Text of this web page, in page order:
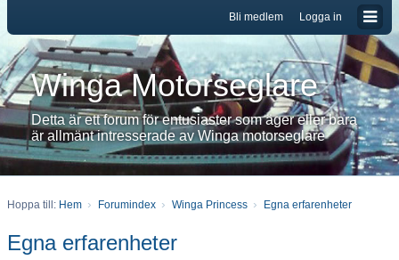
Logga in
Bli medlem
Winga Motorseglare
Detta är ett forum för entusiaster som äger eller bara
är allmänt intresserade av Winga motorseglare
Hoppa till: Hem Forumindex Winga Princess Egna erfarenheter
Egna erfarenheter